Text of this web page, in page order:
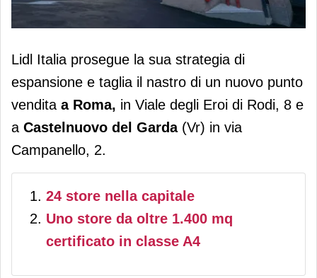
Lidl espande la sua rete nella capitale
e nel veronese
Lidl Italia prosegue la sua strategia di
espansione e taglia il nastro di un nuovo punto
vendita a Roma, in Viale degli Eroi di Rodi, 8 e
a Castelnuovo del Garda(Vr) in via
Campanello, 2.
24 store nella capitale
Uno store da oltre 1.400 mq
certificato in classe A4